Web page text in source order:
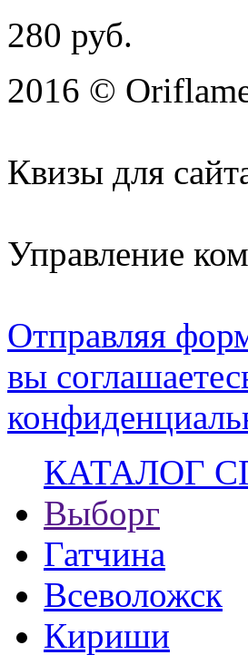
280 руб.
2016 ©
Квизы для
Управление
Отправляя
вы
КАТАЛОГ
Выборг
Гатчина
Всеволожск
Кириши